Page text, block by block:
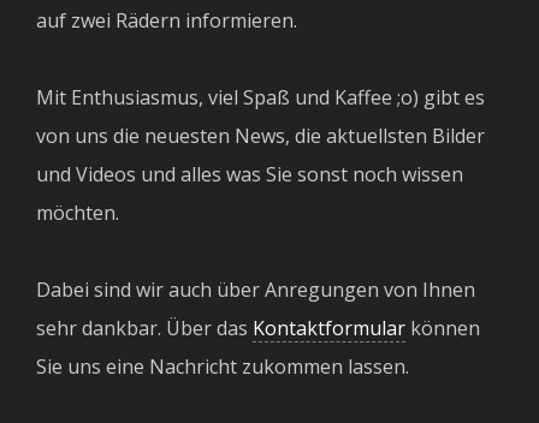
auf zwei Rädern informieren.
Mit Enthusiasmus, viel Spaß und Kaffee ;o) gibt es
von uns die neuesten News, die aktuellsten Bilder
und Videos und alles was Sie sonst noch wissen
möchten.
Dabei sind wir auch über Anregungen von Ihnen
sehr dankbar. Über das Kontaktformular können
Sie uns eine Nachricht zukommen lassen.